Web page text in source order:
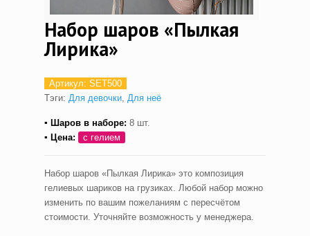
Набор шаров «Пылкая
Лирика»
Артикул: SET500
Тэги: Для девочки, Для неё
▪ Шаров в наборе: 8 шт.
▪ Цена:
с гелием
Набор шаров «Пылкая Лирика» это композиция
гелиевых шариков на грузиках. Любой набор можно
изменить по вашим пожеланиям с пересчётом
стоимости. Уточняйте возможность у менеджера.